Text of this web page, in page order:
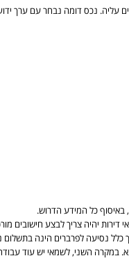
נכס דומה נבחר עם ערך ידוע
באיסוף כל המידע הדרוש.
יהיה צריך לבצע חישובים
נסיעה לפרברים הינה בתשלום
השני, לשמאי יש עוד